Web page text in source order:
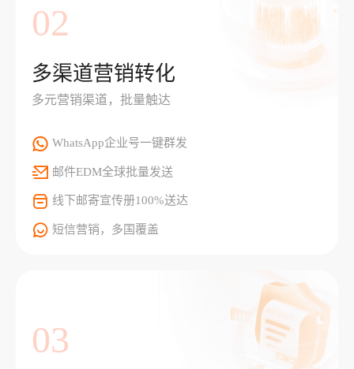
02
多渠道营销转化
多元营销渠道，批量触达
WhatsApp企业号一键群发
邮件EDM全球批量发送
线下邮寄宣传册100%送达
短信营销，多国覆盖
03